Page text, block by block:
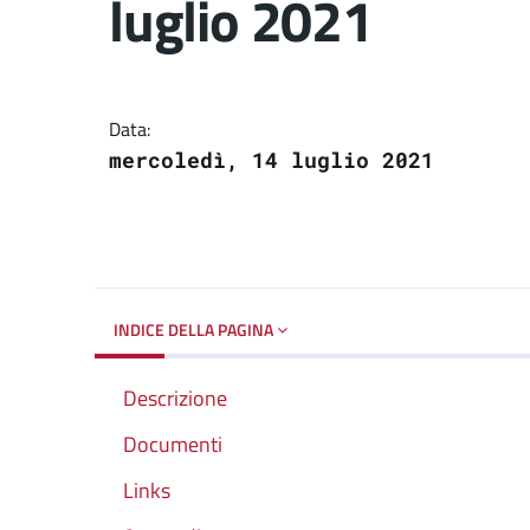
luglio 2021
Data:
mercoledì, 14 luglio 2021
INDICE DELLA PAGINA
Descrizione
Documenti
Links